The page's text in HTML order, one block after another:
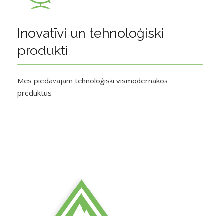
Inovatīvi un tehnoloģiski
produkti
Mēs piedāvājam tehnoloģiski vismodernākos
produktus